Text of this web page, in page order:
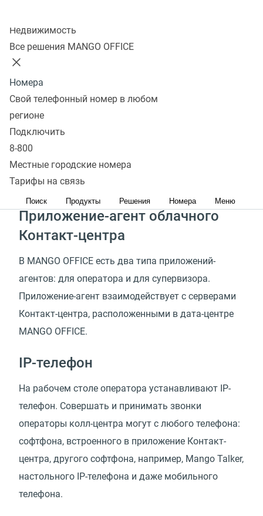
Недвижимость
Все решения MANGO OFFICE
Номера
Свой телефонный номер в любом
регионе
Подключить
8-800
Местные городские номера
Тарифы на связь
Поиск Продукты Решения Номера Меню
Из чего состоит рабочее
место оператора колл-
центра
На рабочем компьютере оператора работают
несколько приложений.
Приложение-агент облачного
Контакт-центра
В MANGO OFFICE есть два типа приложений-
агентов: для оператора и для супервизора.
Приложение-агент взаимодействует с серверами
Контакт-центра, расположенными в дата-центре
MANGO OFFICE.
IP-телефон
На рабочем столе оператора устанавливают IP-
телефон. Совершать и принимать звонки
операторы колл-центра могут с любого телефона:
софтфона, встроенного в приложение Контакт-
центра, другого софтфона, например, Mango Talker,
настольного IP-телефона и даже мобильного
телефона.